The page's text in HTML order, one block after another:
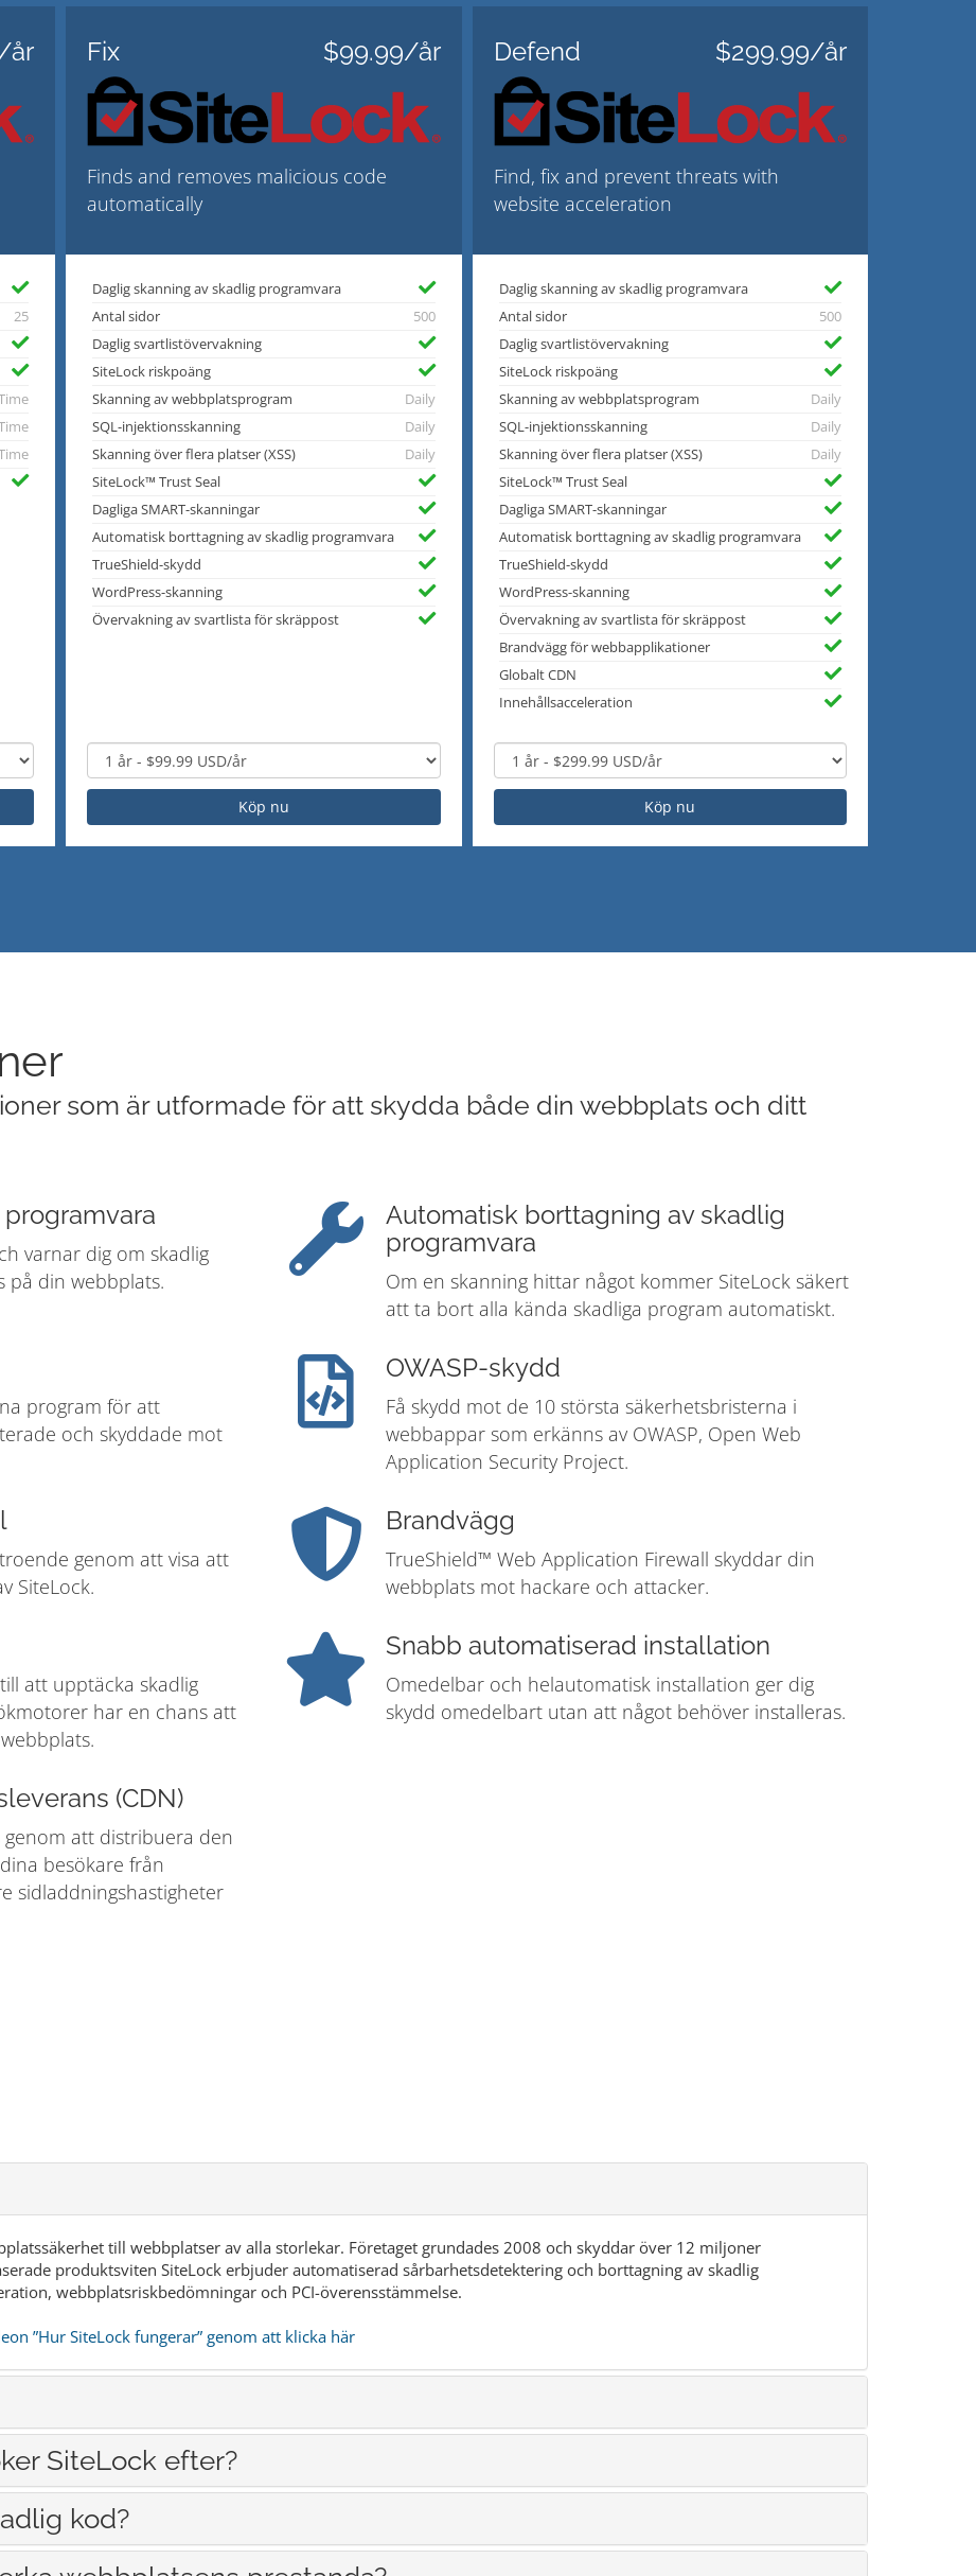
år
25
Fix $99.99/år
Finds and removes malicious code
automatically
Daglig skanning av skadlig programvara
Antal sidor
500
Daglig svartlistövervakning
SiteLock riskpoäng
Skanning av webbplatsprogram
Daily
SQL-injektionsskanning
Daily
Skanning över flera platser (XSS)
Daily
SiteLock™ Trust Seal
Dagliga SMART-skanningar
Automatisk borttagning av skadlig programvara
TrueShield-skydd
WordPress-skanning
Övervakning av svartlista för skräppost
Köp nu
Defend $299.99/år
Find, fix and prevent threats with
website acceleration
Daglig skanning av skadlig programvara
Antal sidor
500
Daglig svartlistövervakning
SiteLock riskpoäng
Skanning av webbplatsprogram
Daily
SQL-injektionsskanning
Daily
Skanning över flera platser (XSS)
Daily
SiteLock™ Trust Seal
Dagliga SMART-skanningar
Automatisk borttagning av skadlig programvara
TrueShield-skydd
WordPress-skanning
Övervakning av svartlista för skräppost
Brandvägg för webbapplikationer
Globalt CDN
Innehållsacceleration
Köp nu
som är utformade för att skydda både din webbplats och ditt
varnar dig om skadlig
på din webbplats.
Automatisk borttagning av skadlig
programvara
Om en skanning hittar något kommer SiteLock säkert
att ta bort alla kända skadliga program automatiskt.
program för att
och skyddade mot
OWASP-skydd
Få skydd mot de 10 största säkerhetsbristerna i
webbappar som erkänns av OWASP, Open Web
Application Security Project.
genom att visa att
SiteLock.
Brandvägg
TrueShield™ Web Application Firewall skyddar din
webbplats mot hackare och attacker.
att upptäcka skadlig
har en chans att
Snabb automatiserad installation
Omedelbar och helautomatisk installation ger dig
skydd omedelbart utan att något behöver installeras.
(CDN)
att distribuera den
besökare från
sidladdningshastigheter
till webbplatser av alla storlekar. Företaget grundades 2008 och skyddar över 12 miljoner
produktsviten SiteLock erbjuder automatiserad sårbarhetsdetektering och borttagning av skadlig
webbplatsriskbedömningar och PCI-överensstämmelse.
”Hur SiteLock fungerar” genom att klicka här
SiteLock efter?
kod?